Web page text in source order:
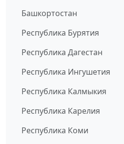
Башкортостан
Республика Бурятия
Республика Дагестан
Республика Ингушетия
Республика Калмыкия
Республика Карелия
Республика Коми